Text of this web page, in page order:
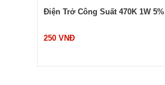
Điện Trở Công Suất 470K 1W 5%
250 VNĐ